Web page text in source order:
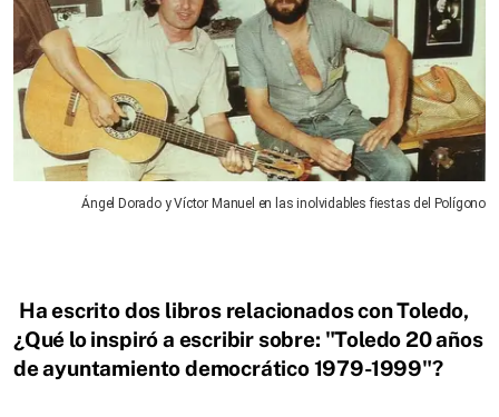
Ángel Dorado y Víctor Manuel en las inolvidables fiestas del Polígono
Ha escrito dos libros relacionados con Toledo,
¿Qué lo inspiró a escribir sobre: "Toledo 20 años
de ayuntamiento democrático 1979-1999"?